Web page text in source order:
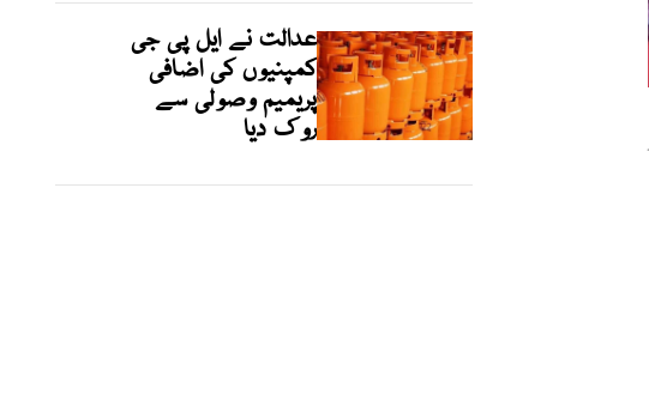
عدالت نے ایل پی جی
کمپنیوں کی اضافی
پریمیم وصولی سے
روک دیا